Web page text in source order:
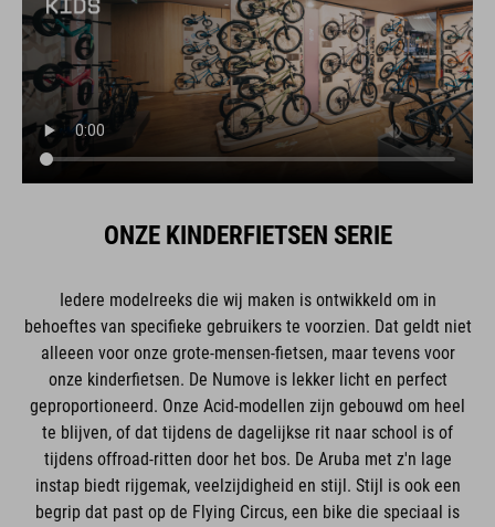
ONZE KINDERFIETSEN SERIE
Iedere modelreeks die wij maken is ontwikkeld om in
behoeftes van specifieke gebruikers te voorzien. Dat geldt niet
alleeen voor onze grote-mensen-fietsen, maar tevens voor
onze kinderfietsen. De Numove is lekker licht en perfect
geproportioneerd. Onze Acid-modellen zijn gebouwd om heel
te blijven, of dat tijdens de dagelijkse rit naar school is of
tijdens offroad-ritten door het bos. De Aruba met z'n lage
instap biedt rijgemak, veelzijdigheid en stijl. Stijl is ook een
begrip dat past op de Flying Circus, een bike die speciaal is